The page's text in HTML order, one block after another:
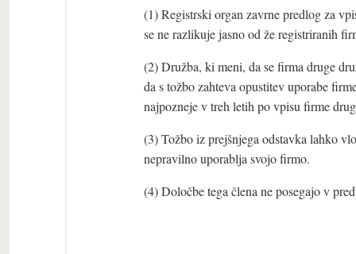
(1) Registrski organ zavrne predlog za
se ne razlikuje jasno od že registriranih
(2) Družba, ki meni, da se firma druge
da s tožbo zahteva opustitev uporabe
najpozneje v treh letih po vpisu firme
(3) Tožbo iz prejšnjega odstavka lahko
nepravilno uporablja svojo firmo.
(4) Določbe tega člena ne posegajo v